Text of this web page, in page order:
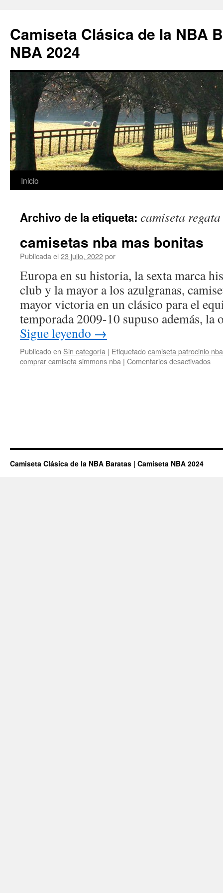
Camiseta Clásica de la NBA
NBA 2024
Saltar
contenido
Inicio
Archivo de la etiqueta: camiseta
camisetas nba mas bonitas
Publicada el 23 julio, 2022por
Europa en su historia, la sexta marca
club y la mayor a los azulgranas,
mayor victoria en un clásico para el
temporada 2009-10 supuso además,
Sigue leyendo →
Publicado en Sin categoría | Etiquetadocamiseta patrocinio nba
comprar camiseta simmons nba | Comentarios desactivadosen
Camiseta Clásica de la NBA Baratas | Camiseta NBA 2024